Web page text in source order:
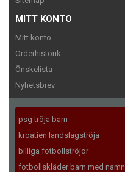
MITT KONTO
Mitt konto
Orderhistorik
Önskelista
Nyhetsbrev
psg tröja barn
kroatien landslagströja
billiga fotbollströjor
fotbollskläder barn med namn